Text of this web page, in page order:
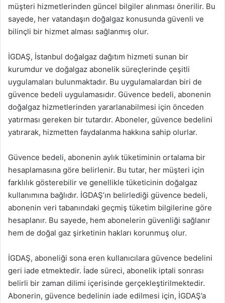
müşteri hizmetlerinden güncel bilgiler alınması önerilir. Bu
sayede, her vatandaşın doğalgaz konusunda güvenli ve
bilinçli bir hizmet alması sağlanmış olur.
İGDAŞ, İstanbul doğalgaz dağıtım hizmeti sunan bir
kurumdur ve doğalgaz abonelik süreçlerinde çeşitli
uygulamaları bulunmaktadır. Bu uygulamalardan biri de
güvence bedeli uygulamasıdır. Güvence bedeli, abonenin
doğalgaz hizmetlerinden yararlanabilmesi için önceden
yatırması gereken bir tutardır. Aboneler, güvence bedelini
yatırarak, hizmetten faydalanma hakkına sahip olurlar.
Güvence bedeli, abonenin aylık tüketiminin ortalama bir
hesaplamasına göre belirlenir. Bu tutar, her müşteri için
farklılık gösterebilir ve genellikle tüketicinin doğalgaz
kullanımına bağlıdır. İGDAŞ’ın belirlediği güvence bedeli,
abonenin veri tabanındaki geçmiş tüketim bilgilerine göre
hesaplanır. Bu sayede, hem abonelerin güvenliği sağlanır
hem de doğal gaz şirketinin hakları korunmuş olur.
İGDAŞ, aboneliği sona eren kullanıcılara güvence bedelini
geri iade etmektedir. İade süreci, abonelik iptali sonrası
belirli bir zaman dilimi içerisinde gerçekleştirilmektedir.
Abonerin, güvence bedelinin iade edilmesi için, İGDAŞ’a